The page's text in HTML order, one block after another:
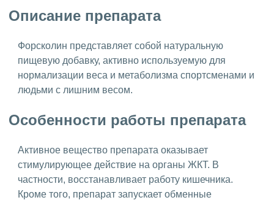
Описание препарата
Форсколин представляет собой натуральную
пищевую добавку, активно используемую для
нормализации веса и метаболизма спортсменами и
людьми с лишним весом.
Особенности работы препарата
Активное вещество препарата оказывает
стимулирующее действие на органы ЖКТ. В
частности, восстанавливает работу кишечника.
Кроме того, препарат запускает обменные